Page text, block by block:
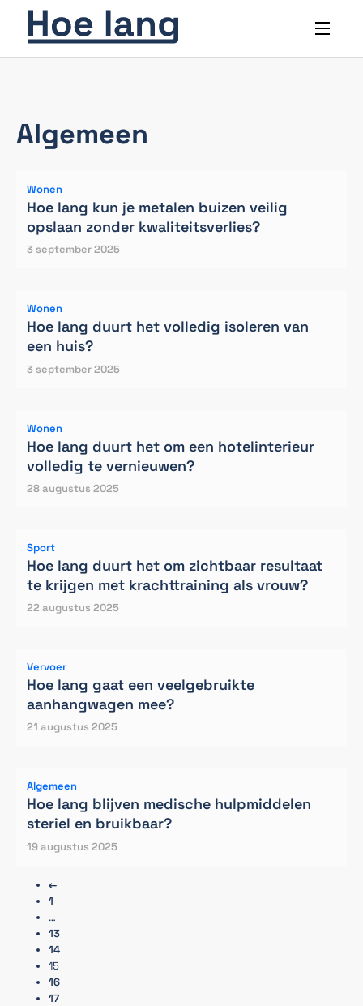
Algemeen
Wonen
Hoe lang kun je metalen buizen veilig
opslaan zonder kwaliteitsverlies?
3 september 2025
Wonen
Hoe lang duurt het volledig isoleren van
een huis?
3 september 2025
Wonen
Hoe lang duurt het om een hotelinterieur
volledig te vernieuwen?
28 augustus 2025
Sport
Hoe lang duurt het om zichtbaar resultaat
te krijgen met krachttraining als vrouw?
22 augustus 2025
Vervoer
Hoe lang gaat een veelgebruikte
aanhangwagen mee?
21 augustus 2025
Algemeen
Hoe lang blijven medische hulpmiddelen
steriel en bruikbaar?
19 augustus 2025
←
1
…
13
14
15
16
17